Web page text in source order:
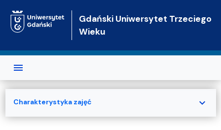
Gdański Uniwersytet Trzeciego
Wieku
Charakterystyka zajęć expand_more